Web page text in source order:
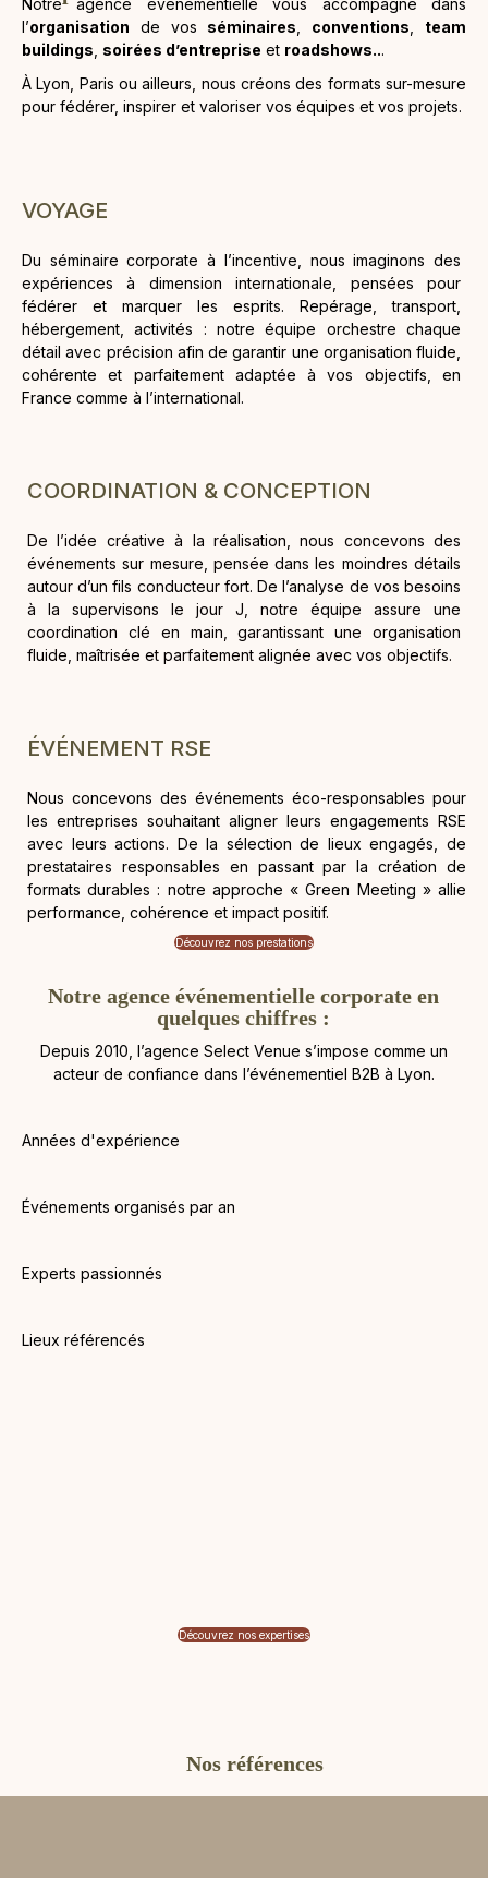
Notre agence événementielle vous accompagne dans
l’organisation de vos séminaires conventions
team
buildings soirées d’entreprise et roadshows...
À Lyon, Paris ou ailleurs, nous créons des formats sur-mesure
pour fédérer, inspirer et valoriser vos équipes et vos projets.
VOYAGE
Du séminaire corporate à l’incentive, nous imaginons des
expériences à dimension internationale, pensées pour
fédérer et marquer les esprits. Repérage, transport,
hébergement, activités : notre équipe orchestre chaque
détail avec précision afin de garantir une organisation fluide,
cohérente et parfaitement adaptée à vos objectifs, en
France comme à l’international.
COORDINATION & CONCEPTION
De l’idée créative à la réalisation, nous concevons des
événements sur mesure, pensée dans les moindres détails
autour d’un fils conducteur fort. De l’analyse de vos besoins
à la supervisons le jour J, notre équipe assure une
coordination clé en main, garantissant une organisation
fluide, maîtrisée et parfaitement alignée avec vos objectifs.
ÉVÉNEMENT RSE
Nous concevons des événements éco-responsables pour
les entreprises souhaitant aligner leurs engagements RSE
avec leurs actions. De la sélection de lieux engagés, de
prestataires responsables en passant par la création de
formats durables : notre approche « Green Meeting » allie
performance, cohérence et impact positif.
Découvrez nos prestations
Notre agence événementielle corporate en
quelques chiffres :
Depuis 2010, l’agence Select Venue s’impose comme un
acteur de confiance dans l’événementiel B2B à Lyon.
Années d'expérience
Événements organisés par an
Experts passionnés
Lieux référencés
Découvrez nos expertises
Nos références